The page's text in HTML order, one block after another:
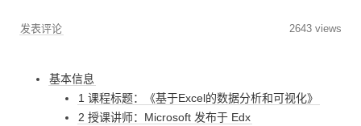
发表评论 2643 views
基本信息
1 课程标题：《基于Excel的数据分析和可视化》
2 授课讲师：Microsoft 发布于 Edx